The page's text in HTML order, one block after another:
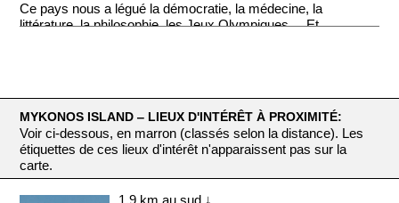
Ce pays nous a légué la démocratie, la médecine, la
littérature, la philosophie, les Jeux Olympiques ... Et
MYKONOS ISLAND ‒ LIEUX D'INTÉRÊT À PROXIMITÉ:
Voir ci-dessous, en marron (classés selon la distance). Les
étiquettes de ces lieux d'intérêt n'apparaissent pas sur la
carte.
1,9 km au sud ↓